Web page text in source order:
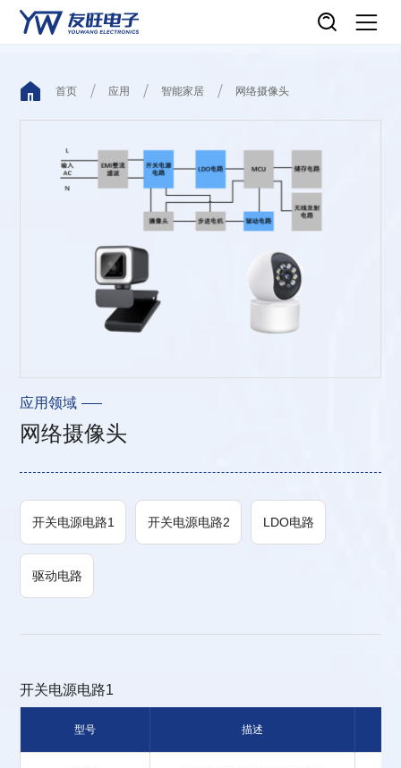
首页 应用 智能家居 网络摄像头
应用领域
网络摄像头
开关电源电路1 开关电源电路2 LDO电路
驱动电路
开关电源电路1
型号 描述